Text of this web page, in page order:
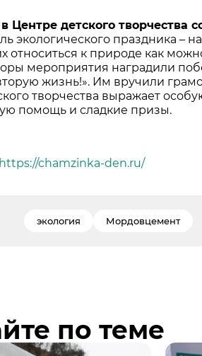
Центре детского
экологического праздника –
относиться к природе как
мероприятия наградили
жизнь!». Им вручили
творчества выражает
помощь и сладкие призы.
https://chamzinka-den.ru/
экология Мордовцемент
по теме
Холдинга